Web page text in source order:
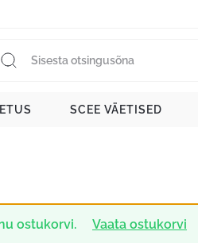
SCEE VÄETISED
ostukorvi. Vaata ostukorvi